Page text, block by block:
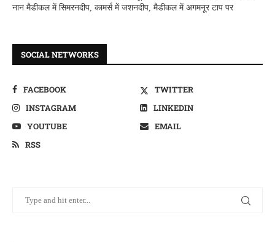
नान मैडीकल में सिमरनदीप, कामर्स में जशनदीप, मैडीकल में अगमनूर टाप पर
SOCIAL NETWORKS
FACEBOOK
TWITTER
INSTAGRAM
LINKEDIN
YOUTUBE
EMAIL
RSS